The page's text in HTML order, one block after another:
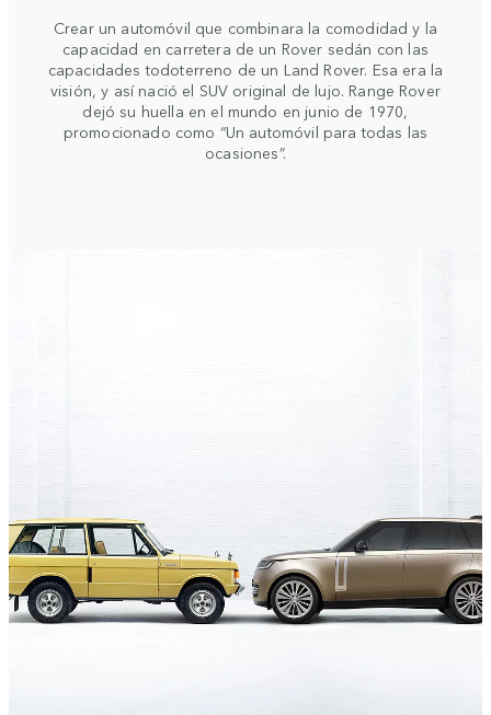
Crear un automóvil que combinara la comodidad y la
capacidad en carretera de un Rover sedán con las
capacidades todoterreno de un Land Rover. Esa era la
visión, y así nació el SUV original de lujo. Range Rover
dejó su huella en el mundo en junio de 1970,
promocionado como “Un automóvil para todas las
ocasiones”.